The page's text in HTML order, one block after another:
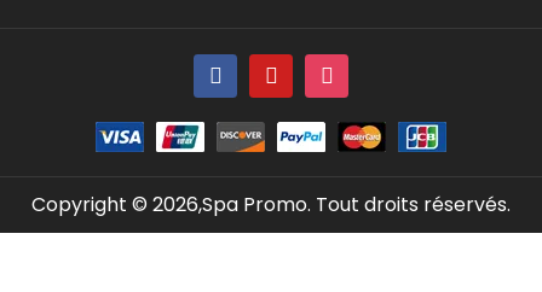
Copyright © 2026,Spa Promo. Tout droits réservés.